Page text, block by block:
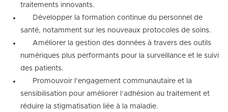
traitements innovants.
Développer la formation continue du personnel de
santé, notamment sur les nouveaux protocoles de soins.
Améliorer la gestion des données à travers des outils
numériques plus performants pour la surveillance et le suivi
des patients.
Promouvoir l’engagement communautaire et la
sensibilisation pour améliorer l’adhésion au traitement et
réduire la stigmatisation liée à la maladie.